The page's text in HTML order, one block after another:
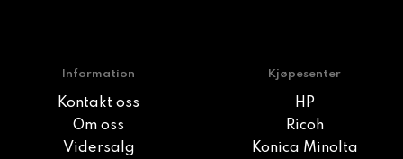
Information
Kontakt oss
Om oss
Vidersalg
Kjøpesenter
HP
Ricoh
Konica Minolta